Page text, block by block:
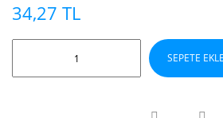
34,27 TL
SEPETE EKLE